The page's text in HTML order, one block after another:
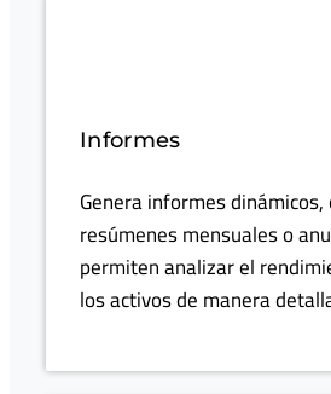
Informes
Genera informes dinámicos,
resúmenes mensuales o
permiten analizar el
los activos de manera